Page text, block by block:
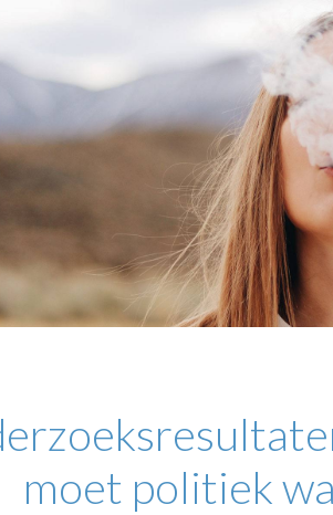
HUISARTSENPOST
PRAKTIJKZAKEN
TARIEVEN
VPHUISARTSEN
MEDISCHE
INLOGGEN
REGISTRATIE
moet politiek